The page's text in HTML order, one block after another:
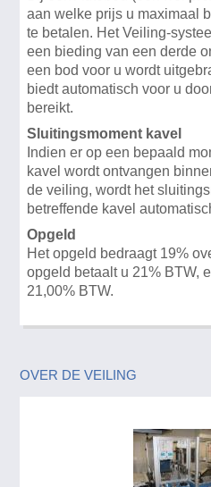
aan welke prijs u maximaal
te betalen. Het Veiling-
een bieding van een derde
een bod voor u wordt
biedt automatisch voor u
bereikt.
Sluitingsmoment kavel
Indien er op een bepaald
kavel wordt ontvangen
de veiling, wordt het
betreffende kavel
Opgeld
Het opgeld bedraagt 19%
opgeld betaalt u 21% BTW,
21,00% BTW.
OVER DE VEILING